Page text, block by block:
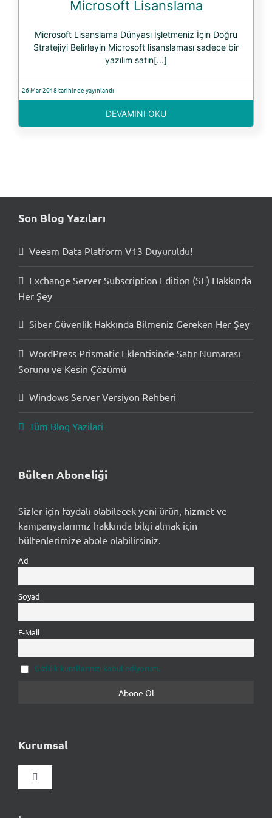
Microsoft Lisanslama
Microsoft Lisanslama Dünyası İşletmeniz İçin Doğru
Stratejiyi Belirleyin Microsoft lisanslaması sadece bir
yazılım satın[...]
26 Mar 2018 tarihinde yayınlandı
DEVAMINI OKU
Son Blog Yazıları
Veeam Data Platform V13 Duyuruldu!
Exchange Server Subscription Edition (SE) Hakkında
Her Şey
Siber Güvenlik Hakkında Bilmeniz Gereken Her Şey
WordPress Prismatic Eklentisinde Satır Numarası
Sorunu ve Kesin Çözümü
Windows Server Versiyon Rehberi
Tüm Blog Yazilari
Bülten Aboneliği
Sizler için faydalı olabilecek yeni ürün, hizmet ve
kampanyalarımız hakkında bilgi almak için
bültenlerimize abole olabilirsiniz.
Ad
Soyad
E-Mail
Gizlilik kurallarınızı kabul ediyorum.
Kurumsal
Gezinmeyi